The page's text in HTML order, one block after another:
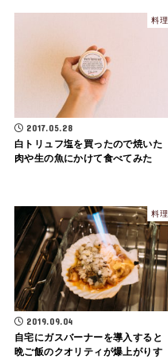
料理
2017.05.28
白トリュフ塩を買ったので焼いた
肉や生の魚にかけて食べてみた
料理
2019.09.04
自宅にガスバーナーを導入すると
晩ご飯のクオリティが爆上がりす